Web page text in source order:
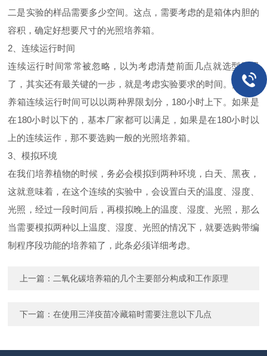
二是实验的样品需要多少空间。这点，需要考虑的是箱体内胆的
容积，确定好想要尺寸的光照培养箱。
2、连续运行时间
连续运行时间常常被忽略，以为考虑清楚前面几点就选型无误
了，其实还有最关键的一步，就是考虑实验要求的时间。光照培
养箱连续运行时间可以以两种界限划分， 180小时上下。如果是
在180小时以下的，基本厂家都可以满足，如果是在180小时以
上的连续运作，那不要选购一般的光照培养箱。
3、模拟环境
在我们培养植物的时候，务必会模拟到两种环境，白天、黑夜，
这就意味着，在这个连续的实验中，会设置白天的温度、湿度、
光照，经过一段时间后，再模拟晚上的温度、湿度、光照，那么
当需要模拟两种以上温度、湿度、光照的情况下，就要选购带编
制程序段功能的培养箱了，此条必须详细考虑。
上一篇： 二氧化碳培养箱的几个主要部分构成和工作原理
下一篇：在使用三洋疫苗冷藏箱时需要注意以下几点